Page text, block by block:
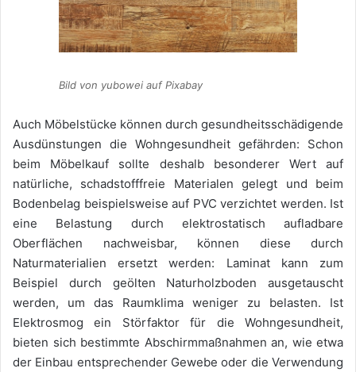
Bild von yubowei auf Pixabay
Auch Möbelstücke können durch gesundheitsschädigende
Ausdünstungen die Wohngesundheit gefährden: Schon
beim Möbelkauf sollte deshalb besonderer Wert auf
natürliche, schadstofffreie Materialen gelegt und beim
Bodenbelag beispielsweise auf PVC verzichtet werden. Ist
eine Belastung durch elektrostatisch aufladbare
Oberflächen nachweisbar, können diese durch
Naturmaterialien ersetzt werden: Laminat kann zum
Beispiel durch geölten Naturholzboden ausgetauscht
werden, um das Raumklima weniger zu belasten. Ist
Elektrosmog ein Störfaktor für die Wohngesundheit,
bieten sich bestimmte Abschirmmaßnahmen an, wie etwa
der Einbau entsprechender Gewebe oder die Verwendung